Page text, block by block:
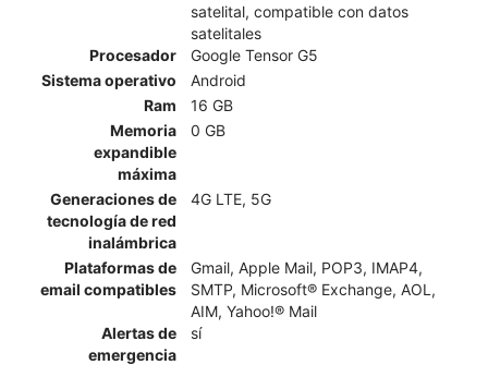
satelital, compatible con datos
satelitales
Procesador
Google Tensor G5
Sistema operativo
Android
Ram
16 GB
Memoria
expandible
máxima
0 GB
Generaciones de
tecnología de red
inalámbrica
4G LTE, 5G
Plataformas de
email compatibles
Gmail, Apple Mail, POP3, IMAP4,
SMTP, Microsoft® Exchange, AOL,
AIM, Yahoo!® Mail
Alertas de
emergencia
sí